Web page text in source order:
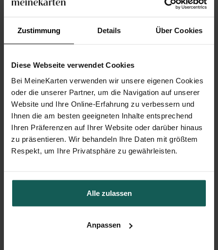
Zustimmung Details Über Cookies
Diese Webseite verwendet Cookies
Bei MeineKarten verwenden wir unsere eigenen Cookies
oder die unserer Partner, um die Navigation auf unserer
Website und Ihre Online-Erfahrung zu verbessern und
Ihnen die am besten geeigneten Inhalte entsprechend
Ihren Präferenzen auf Ihrer Website oder darüber hinaus
zu präsentieren. Wir behandeln Ihre Daten mit größtem
Respekt, um Ihre Privatsphäre zu gewährleisten.
Alle zulassen
Anpassen